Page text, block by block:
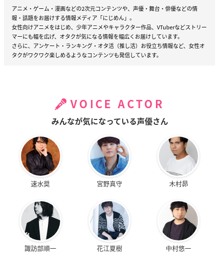
アニメ・ゲーム・漫画などの2次元コンテンツや、声優・舞台・俳優などの情
報・話題をお届けする情報メディア「にじめん」。
女性向けアニメをはじめ、少年アニメやキャラクター作品、VTuberなどストリー
マーにも幅を広げ、オタクが気になる情報を幅広くお届けしています。
さらに、アンケート・ランキング・オタ活（推し活）お役立ち情報など、女性オ
タクがワクワク楽しめるようなコンテンツも発信しています。
VOICE ACTOR
みんなが気になっている声優さん
速水奨 宮野真守 木村昴
諏訪部順一 花江夏樹 中村悠一